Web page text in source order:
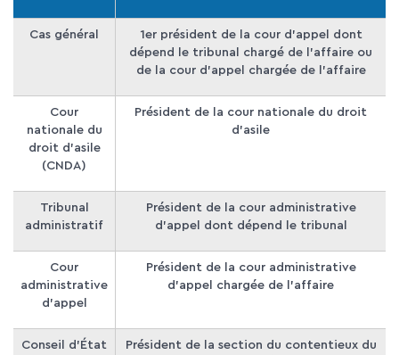
Cas général 1erprésident de la cour d'appel dont
dépend le tribunal chargé de l'affaire ou
de la cour d'appel chargée de l'affaire
Cour
nationale du
droit d'asile
(CNDA)
Président de la cour nationale du droit
d'asile
Tribunal
administratif
Président de la cour administrative
d'appel dont dépend le tribunal
Cour
administrative
d'appel
Président de la cour administrative
d'appel chargée de l'affaire
Conseil d'État
Président de la section du contentieux du